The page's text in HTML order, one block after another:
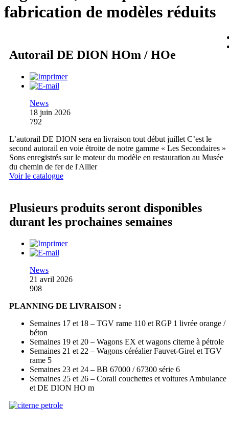
fabrication de modèles réduits
Autorail DE DION HOm / HOe
News
18 juin 2026
792
L’autorail DE DION sera en livraison tout début juillet C’est le
second autorail en voie étroite de notre gamme « Les Secondaires »
Sons enregistrés sur le moteur du modèle en restauration au Musée
du chemin de fer de l'Allier
Voir le catalogue
Plusieurs produits seront disponibles
durant les prochaines semaines
News
21 avril 2026
908
PLANNING DE LIVRAISON :
Semaines 17 et 18 – TGV rame 110 et RGP 1 livrée orange /
béton
Semaines 19 et 20 – Wagons EX et wagons citerne à pétrole
Semaines 21 et 22 – Wagons céréalier Fauvet-Girel et TGV
rame 5
Semaines 23 et 24 – BB 67000 / 67300 série 6
Semaines 25 et 26 – Corail couchettes et voitures Ambulance
et DE DION HO m